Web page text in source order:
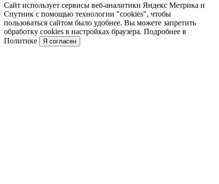
Сайт использует сервисы веб-аналитики Яндекс Метрика и
Спутник с помощью технологии "cookies", чтобы
пользоваться сайтом было удобнее. Вы можете запретить
обработку cookies в настройках браузера. Подробнее в
Политике
Я согласен